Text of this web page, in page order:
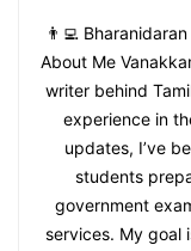
👨‍💻
About Me
writer behind
experience in
updates, I’ve
students
government
services. My goal